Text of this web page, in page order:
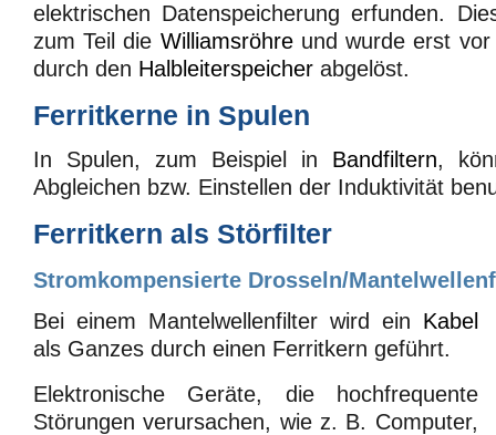
elektrischen Datenspeicherung erfunden.
zum Teil die Williamsröhreund wurde erst vor
durch den Halbleiterspeicher abgelöst.
Ferritkerne in Spulen
In Spulen, zum Beispiel in Bandfiltern,
Abgleichen bzw. Einstellen der Induktivität
Ferritkern als Störfilter
Stromkompensierte Drosseln/
Bei einem Mantelwellenfilter wird ein Kabel
als Ganzes durch einen Ferritkern geführt.
Elektronische Geräte, die hochfrequente
Störungen verursachen, wie z. B. Computer,